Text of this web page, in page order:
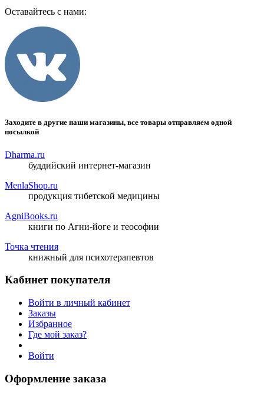
Оставайтесь с нами:
Заходите в другие наши магазины, все товары отправляем одной
посылкой
Dharma.ru
буддийский интернет-магазин
MenlaShop.ru
продукция тибетской медицины
AgniBooks.ru
книги по Агни-йоге и теософии
Точка чтения
книжный для психотерапевтов
Кабинет покупателя
Войти в личный кабинет
Заказы
Избранное
Где мой заказ?
Войти
Оформление заказа